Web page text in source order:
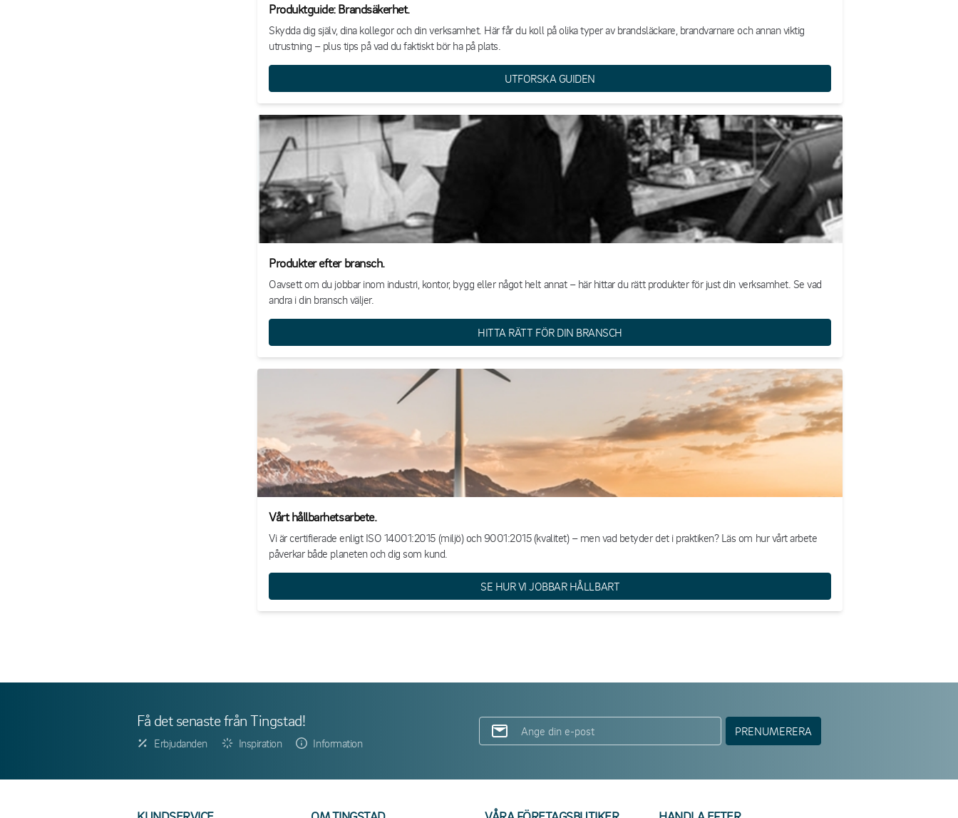
Produktguide: Brandsäkerhet.
Skydda dig själv, dina kollegor och din verksamhet. Här får du koll på olika typer av brandsläckare, brandvarnare och annan viktig
utrustning – plus tips på vad du faktiskt bör ha på plats.
UTFORSKA GUIDEN
Produkter efter bransch.
Oavsett om du jobbar inom industri, kontor, bygg eller något helt annat – här hittar du rätt produkter för just din verksamhet. Se vad
andra i din bransch väljer.
HITTA RÄTT FÖR DIN BRANSCH
Vårt hållbarhetsarbete.
Vi är certifierade enligt ISO 14001:2015 (miljö) och 9001:2015 (kvalitet) – men vad betyder det i praktiken? Läs om hur vårt arbete
påverkar både planeten och dig som kund.
SE HUR VI JOBBAR HÅLLBART
Få det senaste från Tingstad!
Erbjudanden Inspiration Information
PRENUMERERA